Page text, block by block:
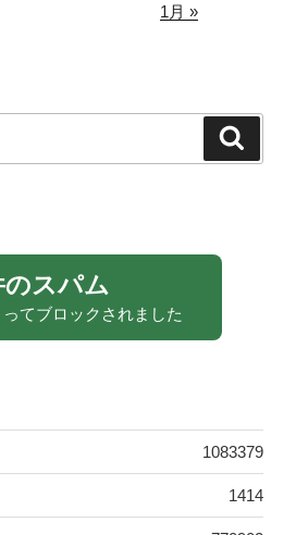
1月 »
のスパム
ってブロックされました
1083379
1414